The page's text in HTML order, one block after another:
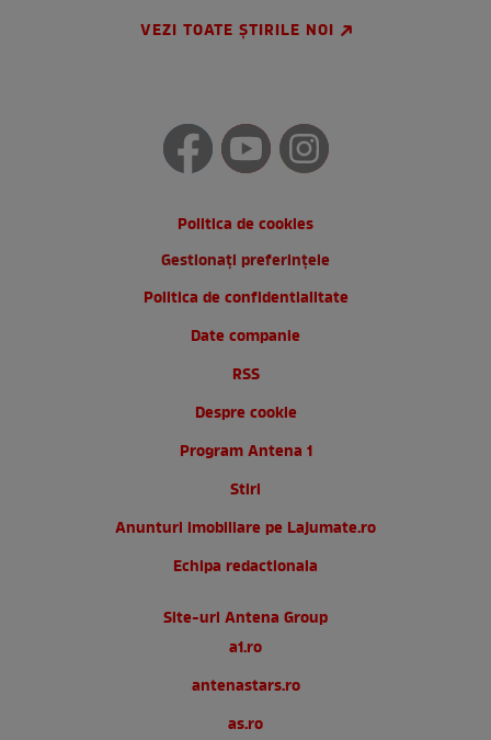
VEZI TOATE ȘTIRILE NOI
Politica de cookies
Gestionați preferințele
Politica de confidentialitate
Date companie
RSS
Despre cookie
Program Antena 1
Stiri
Anunturi imobiliare pe Lajumate.ro
Echipa redactionala
Site-uri Antena Group
a1.ro
antenastars.ro
as.ro